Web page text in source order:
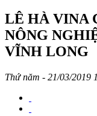
LÊ HÀ VINA
NÔNG
VĨNH LONG
Thứ năm - 21/03/2019